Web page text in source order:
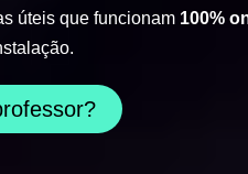
úteis que funcionam 100%